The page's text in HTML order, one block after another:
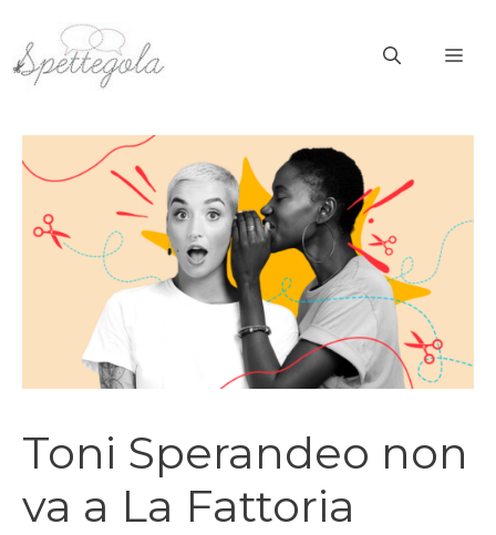
contenuto
Toni Sperandeo non
va a La Fattoria